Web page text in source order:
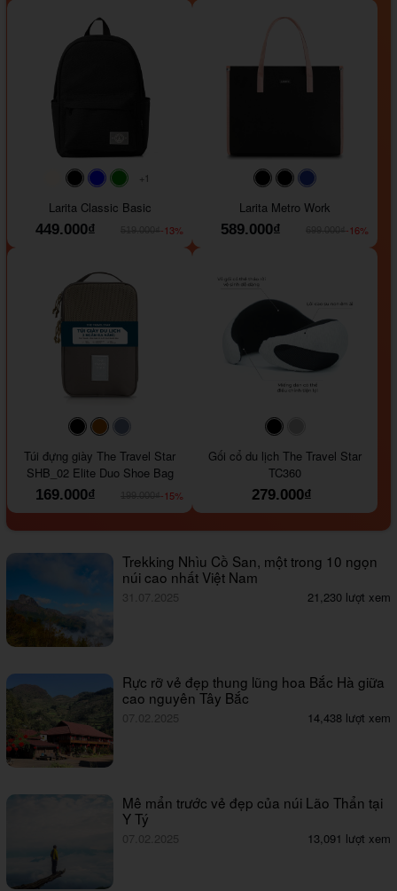
#faf0e6
#000000#0000FF#008000
+1
Larita Classic Basic
449.000₫
-13%
#000000#000000
Larita Metro Work
589.000₫
-16%
#000000#964B00
Túi đựng giày The Travel Star
SHB_02 Elite Duo Shoe Bag
169.000₫
-15%
#000000
Gối cổ du lịch The Travel Star
TC360
279.000₫
Trekking Nhìu Cồ San, một trong 10 ngọn
núi cao nhất Việt Nam
31.07.2025 21,230 lượt xem
Rực rỡ vẻ đẹp thung lũng hoa Bắc Hà giữa
cao nguyên Tây Bắc
07.02.2025 14,438 lượt xem
Mê mẩn trước vẻ đẹp của núi Lão Thẩn tại
Y Tý
07.02.2025 13,091 lượt xem